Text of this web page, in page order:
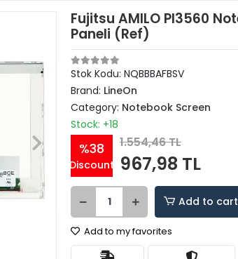
Fujitsu AMILO PI3560
Paneli (Ref)
Stok Kodu: NQBBBAFBSV
Brand: LineOn
Category: Notebook Screen
Stock: +18
%38
Discount
1.554,46 TL
967,98 TL
Add to cart
Add to my favorites